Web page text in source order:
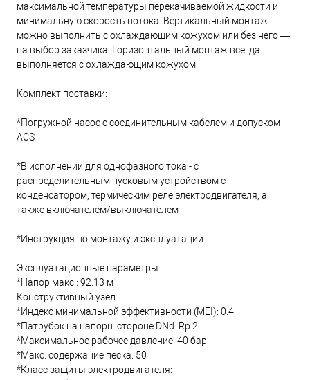
максимальной температуры перекачиваемой жидкости и
минимальную скорость потока. Вертикальный монтаж
можно выполнить с охлаждающим кожухом или без него —
на выбор заказчика. Горизонтальный монтаж всегда
выполняется с охлаждающим кожухом.
Комплект поставки:
*Погружной насос с соединительным кабелем и допуском
ACS
*В исполнении для однофазного тока - с
распределительным пусковым устройством с
конденсатором, термическим реле электродвигателя, а
также включателем/выключателем
*Инструкция по монтажу и эксплуатации
Эксплуатационные параметры
*Напор макс.: 92.13 м
Конструктивный узел
*Индекс минимальной эффективности (MEI): 0.4
*Патрубок на напорн. стороне DNd: Rp 2
*Максимальное рабочее давление: 40 бар
*Макс. содержание песка: 50
*Класс защиты электродвигателя: